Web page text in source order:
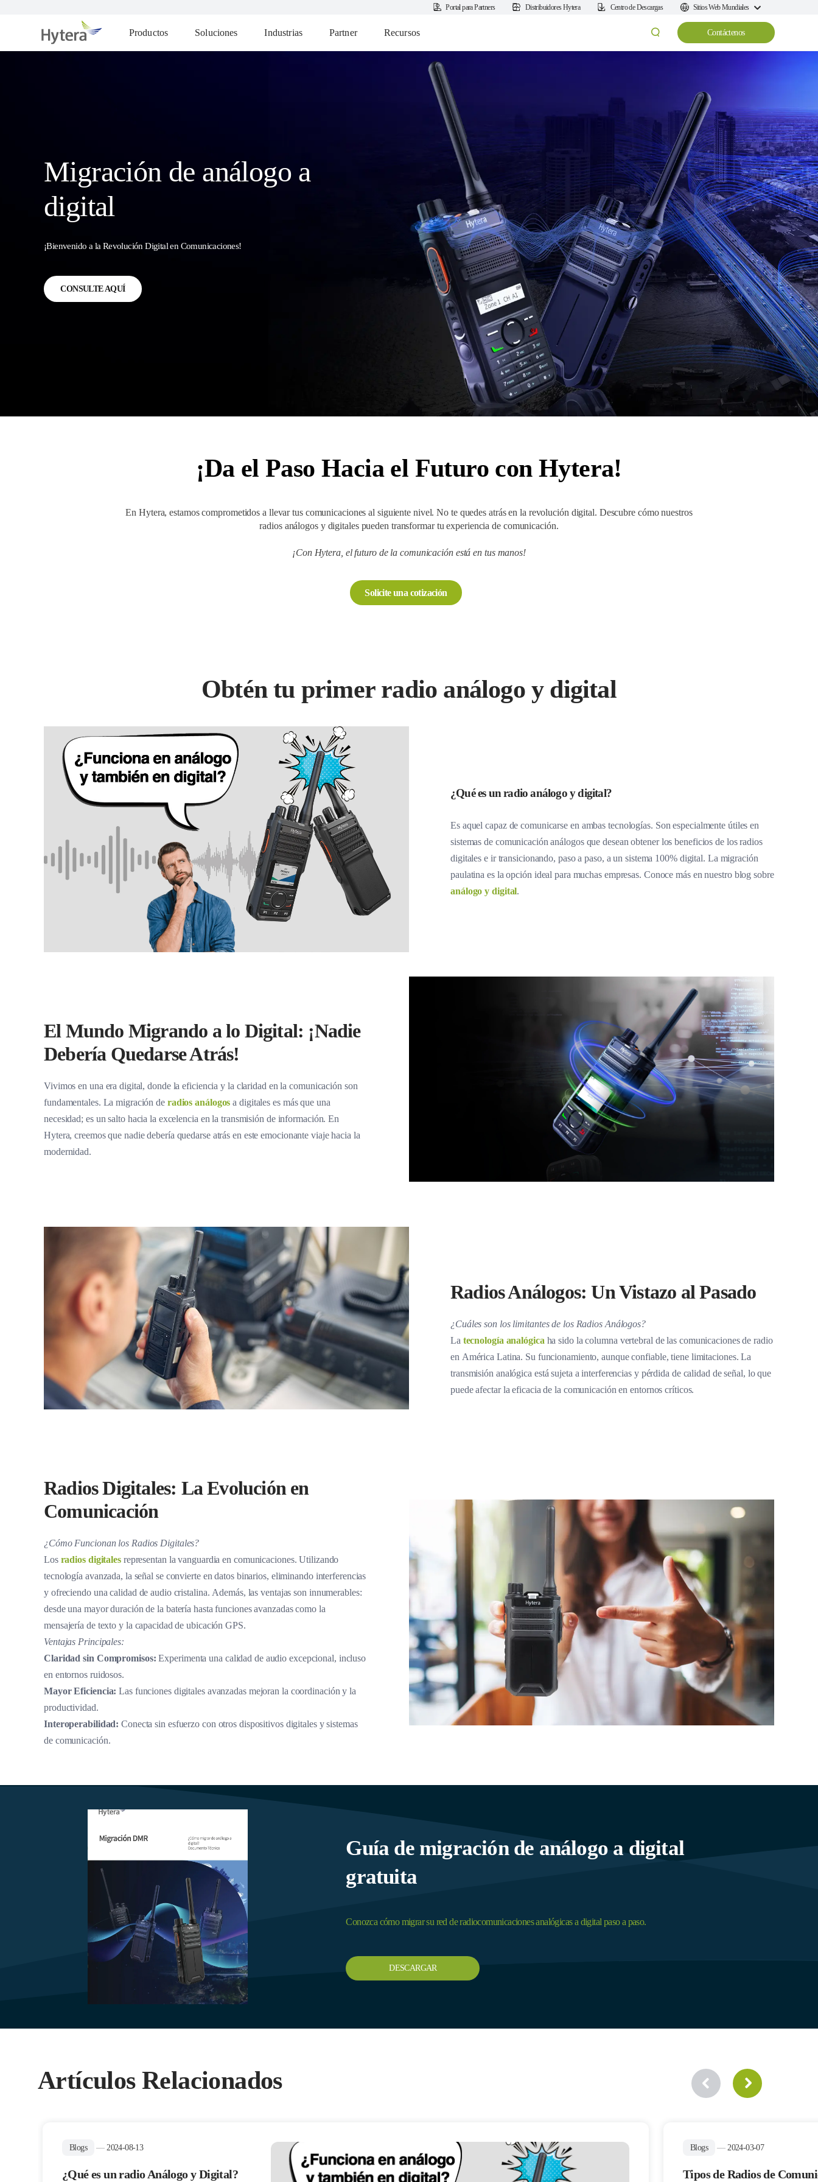
Portal para Partners Distribuidores Hytera Centro de Descargas Sitios Web Mundiales
Productos Soluciones Industrias Partner Recursos Contáctenos
Migración de análogo a
digital
¡Bienvenido a la Revolución Digital en Comunicaciones!
CONSULTE AQUÍ
¡Da el Paso Hacia el Futuro con Hytera!
En Hytera, estamos comprometidos a llevar tus comunicaciones al siguiente nivel. No te quedes atrás en la revolución digital. Descubre cómo nuestros
radios análogos y digitales pueden transformar tu experiencia de comunicación.
¡Con Hytera, el futuro de la comunicación está en tus manos!
Solicite una cotización
Obtén tu primer radio análogo y digital
¿Qué es un radio análogo y digital?
Es aquel capaz de comunicarse en ambas tecnologías. Son especialmente útiles en
sistemas de comunicación análogos que desean obtener los beneficios de los radios
digitales e ir transicionando, paso a paso, a un sistema 100% digital. La migración
paulatina es la opción ideal para muchas empresas. Conoce más en nuestro blog sobre
análogo y digital.
El Mundo Migrando a lo Digital: ¡Nadie
Debería Quedarse Atrás!
Vivimos en una era digital, donde la eficiencia y la claridad en la comunicación son
fundamentales. La migración de radios análogos a digitales es más que una
necesidad; es un salto hacia la excelencia en la transmisión de información. En
Hytera, creemos que nadie debería quedarse atrás en este emocionante viaje hacia la
modernidad.
Radios Análogos: Un Vistazo al Pasado
¿Cuáles son los limitantes de los Radios Análogos?
La tecnología analógicaha sido la columna vertebral de las comunicaciones de radio
en América Latina. Su funcionamiento, aunque confiable, tiene limitaciones. La
transmisión analógica está sujeta a interferencias y pérdida de calidad de señal, lo que
puede afectar la eficacia de la comunicación en entornos críticos.
Radios Digitales: La Evolución en
Comunicación
¿Cómo Funcionan los Radios Digitales?
Los radios digitalesrepresentan la vanguardia en comunicaciones. Utilizando
tecnología avanzada, la señal se convierte en datos binarios, eliminando interferencias
y ofreciendo una calidad de audio cristalina. Además, las ventajas son innumerables:
desde una mayor duración de la batería hasta funciones avanzadas como la
mensajería de texto y la capacidad de ubicación GPS.
Ventajas Principales:
Claridad sin Compromisos: Experimenta una calidad de audio excepcional, incluso
en entornos ruidosos.
Mayor Eficiencia: Las funciones digitales avanzadas mejoran la coordinación y la
productividad.
Interoperabilidad: Conecta sin esfuerzo con otros dispositivos digitales y sistemas
de comunicación.
Guía de migración de análogo a digital
gratuita
Conozca cómo migrar su red de radiocomunicaciones analógicas a digital paso a paso.
DESCARGAR
Artículos Relacionados
Blogs —2024-08-13
¿Qué es un radio Análogo y Digital?
Blogs —2024-03-07
Tipos de Radios de